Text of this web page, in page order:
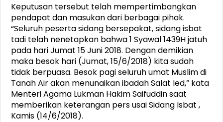
Keputusan tersebut telah mempertimbangkan
pendapat dan masukan dari berbagai pihak.
“Seluruh peserta sidang bersepakat, sidang isbat
tadi telah nenetapkan bahwa 1 Syawal 1439H jatuh
pada hari Jumat 15 Juni 2018. Dengan demikian
maka besok hari (Jumat, 15/6/2018) kita sudah
tidak berpuasa. Besok pagi seluruh umat Muslim di
Tanah Air akan menunaikan ibadah Salat Ied,” kata
Menteri Agama Lukman Hakim Saifuddin saat
memberikan keterangan pers usai Sidang Isbat ,
Kamis (14/6/2018).